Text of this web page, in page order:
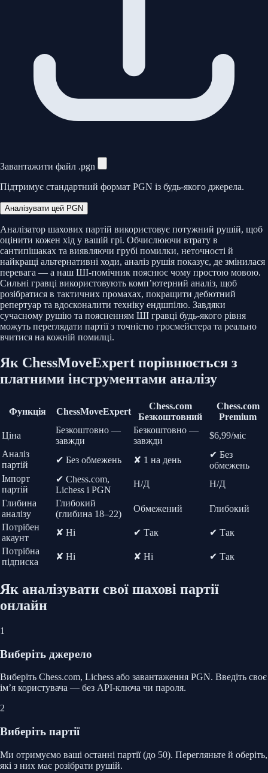
Завантажити файл .pgn
Підтримує стандартний формат PGN із будь-якого джерела.
Аналізувати цей PGN
Аналізатор шахових партій використовує потужний рушій, щоб
оцінити кожен хід у вашій грі. Обчислюючи втрату в
сантипішаках та виявляючи грубі помилки, неточності й
найкращі альтернативні ходи, аналіз рушія показує, де змінилася
перевага — а наш ШІ-помічник пояснює чому простою мовою.
Сильні гравці використовують комп’ютерний аналіз, щоб
розібратися в тактичних промахах, покращити дебютний
репертуар та вдосконалити техніку ендшпілю. Завдяки
сучасному рушію та поясненням ШІ гравці будь-якого рівня
можуть переглядати партії з точністю гросмейстера та реально
вчитися на кожній помилці.
Як ChessMoveExpert порівнюється з
платними інструментами аналізу
Функція ChessMoveExpert
Chess.com
Безкоштовний
Chess.com
Premium
Ціна
Безкоштовно —
завжди
Безкоштовно —
завжди
$6,99/міс
Аналіз
партій
✔ Без обмежень ✘ 1 на день
✔ Без
обмежень
Імпорт
партій
✔ Chess.com,
Lichess і PGN
Н/Д
Н/Д
Глибина
аналізу
Глибокий
(глибина 18–22)
Обмежений
Глибокий
Потрібен
акаунт
✘ Ні ✔ Так
✔ Так
Потрібна
підписка
✘ Ні ✘ Ні ✔ Так
Як аналізувати свої шахові партії
онлайн
1
Виберіть джерело
Виберіть Chess.com, Lichess або завантаження PGN. Введіть своє
ім’я користувача — без API-ключа чи пароля.
2
Виберіть партії
Ми отримуємо ваші останні партії (до 50). Перегляньте й оберіть,
які з них має розібрати рушій.